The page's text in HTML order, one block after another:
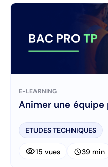
E-LEARNING
Animer une
ETUDES TECHNIQUES
visibility15 vues schedule39 min